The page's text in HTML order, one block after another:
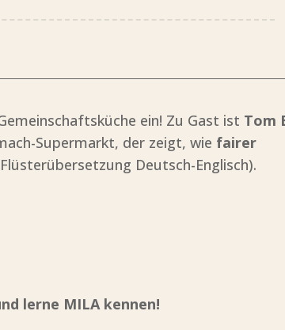
ein! Zu Gast ist Tom
Supermarkt, der zeigt, wie fairer
Deutsch-Englisch).
lerne MILA kennen!